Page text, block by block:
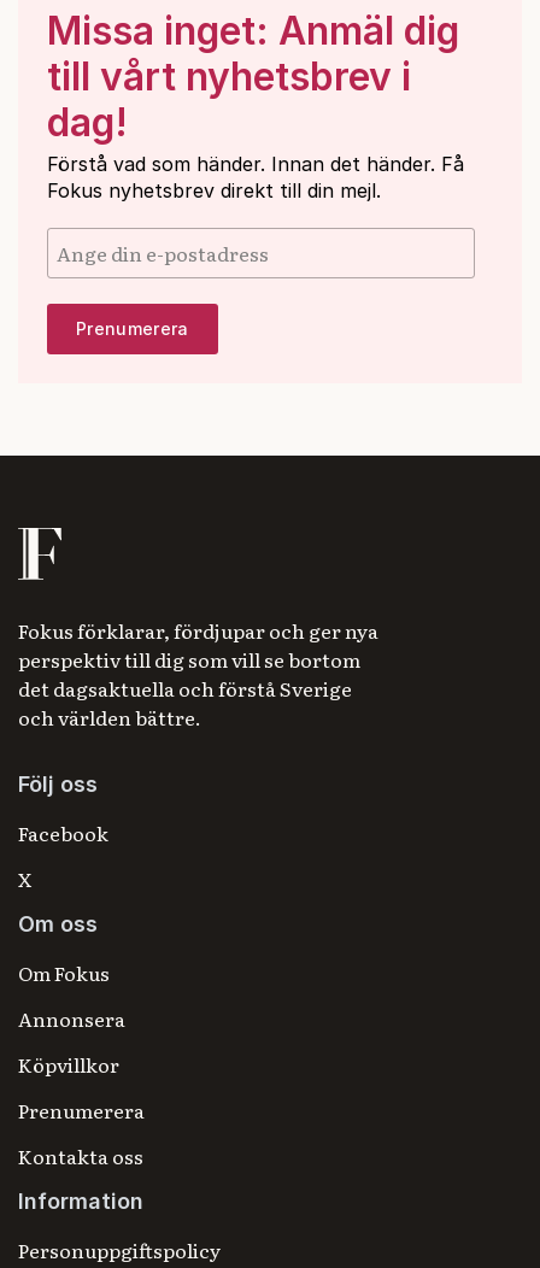
Missa inget: Anmäl dig
till vårt nyhetsbrev i
dag!
Förstå vad som händer. Innan det händer. Få
Fokus nyhetsbrev direkt till din mejl.
Fokus förklarar, fördjupar och ger nya
perspektiv till dig som vill se bortom
det dagsaktuella och förstå Sverige
och världen bättre.
Följ oss
Facebook
X
Om oss
Om Fokus
Annonsera
Köpvillkor
Prenumerera
Kontakta oss
Information
Personuppgiftspolicy